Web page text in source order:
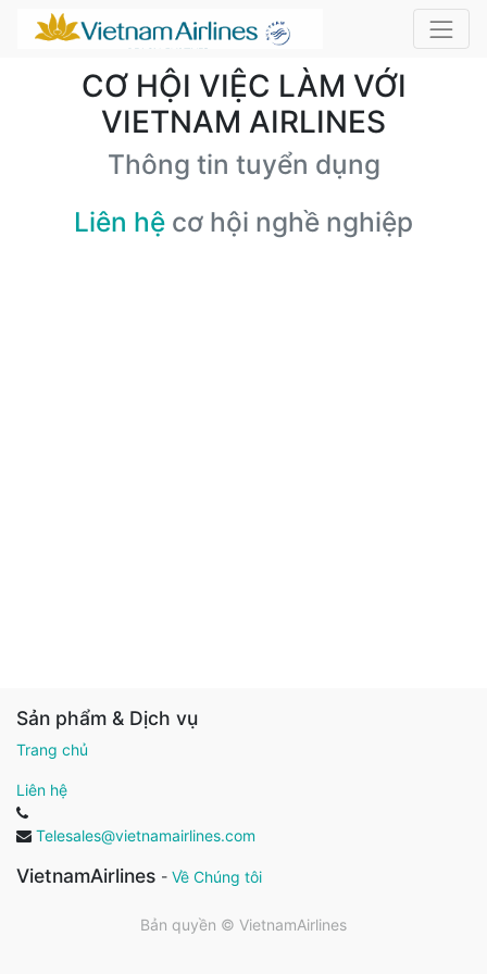
CƠ HỘI VIỆC LÀM VỚI
VIETNAM AIRLINES
Thông tin tuyển dụng
Liên hệ cơ hội nghề nghiệp
Sản phẩm & Dịch vụ
Trang chủ
Liên hệ
Telesales@vietnamairlines.com
VietnamAirlines - Về Chúng tôi
Bản quyền © VietnamAirlines